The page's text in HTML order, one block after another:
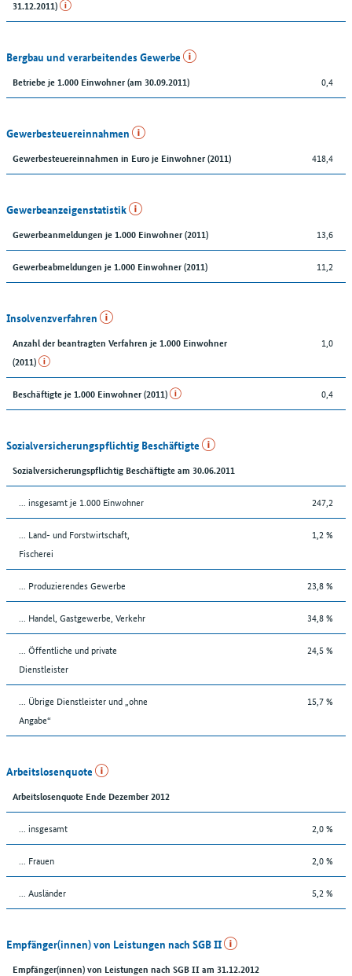
31.12.2011)
Bergbau und verarbeitendes Gewerbe
Betriebe je 1.000 Einwohner (am 30.09.2011) 0,4
Gewerbesteuereinnahmen
Gewerbesteuereinnahmen in Euro je Einwohner (2011) 418,4
Gewerbeanzeigenstatistik
Gewerbeanmeldungen je 1.000 Einwohner (2011) 13,6
Gewerbeabmeldungen je 1.000 Einwohner (2011) 11,2
Insolvenzverfahren
Anzahl der beantragten Verfahren je 1.000 Einwohner
(2011)
1,0
Beschäftigte je 1.000 Einwohner (2011) 0,4
Sozialversicherungspflichtig Beschäftigte
Sozialversicherungspflichtig Beschäftigte am 30.06.2011
... insgesamt je 1.000 Einwohner 247,2
... Land- und Forstwirtschaft,
Fischerei
1,2 %
... Produzierendes Gewerbe 23,8 %
... Handel, Gastgewerbe, Verkehr 34,8 %
... Öffentliche und private
Dienstleister
24,5 %
... Übrige Dienstleister und „ohne
Angabe“
15,7 %
Arbeitslosenquote
Arbeitslosenquote Ende Dezember 2012
... insgesamt 2,0 %
... Frauen 2,0 %
... Ausländer 5,2 %
Empfänger(innen) von Leistungen nach SGB II
Empfänger(innen) von Leistungen nach SGB II am 31.12.2012